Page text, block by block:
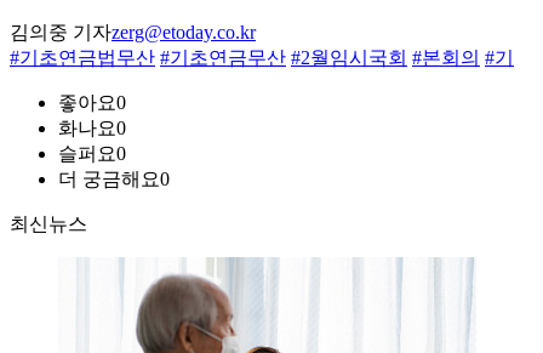
김의중 기자zerg@etoday.co.kr
#기초연금법무산 #기초연금무산 #2월임시국회 #본회의 #기
좋아요0
화나요0
슬퍼요0
더 궁금해요0
최신뉴스